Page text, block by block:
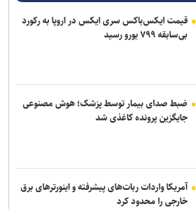
قیمت ایکس‌باکس سری ایکس در اروپا به رکورد
بی‌سابقه ۷۹۹ یورو رسید
ضبط صدای بیمار توسط پزشک؛ هوش مصنوعی
جایگزین پرونده کاغذی شد
آمریکا واردات ربات‌های پیشرفته و اینورترهای برق
خارجی را محدود کرد